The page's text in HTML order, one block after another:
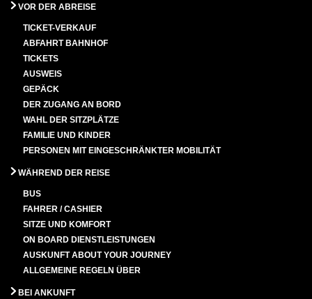
VOR DER ABREISE
TICKET-VERKAUF
ABFAHRT BAHNHOF
TICKETS
AUSWEIS
GEPÄCK
DER ZUGANG AN BORD
WAHL DER SITZPLÄTZE
FAMILIE UND KINDER
PERSONEN MIT EINGESCHRÄNKTER MOBILITÄT
WÄHREND DER REISE
BUS
FAHRER / CASHIER
SITZE UND KOMFORT
ON BOARD DIENSTLEISTUNGEN
AUSKUNFT ABOUT YOUR JOURNEY
ALLGEMEINE REGELN ÜBER
BEI ANKUNFT